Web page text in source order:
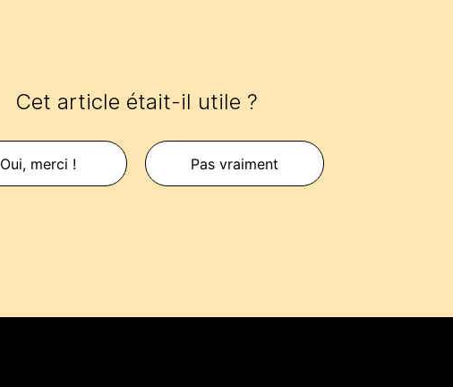
Cet article était-il utile ?
Oui, merci ! Pas vraiment